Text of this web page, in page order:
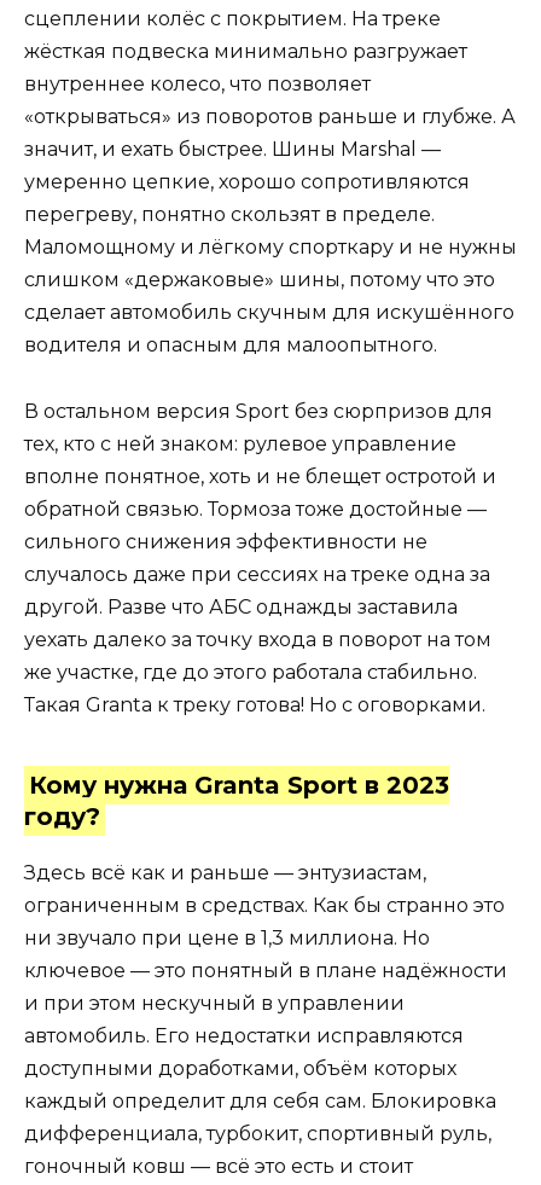
сцеплении колёс с покрытием. На треке
жёсткая подвеска минимально разгружает
внутреннее колесо, что позволяет
«открываться» из поворотов раньше и глубже. А
значит, и ехать быстрее. Шины Marshal —
умеренно цепкие, хорошо сопротивляются
перегреву, понятно скользят в пределе.
Маломощному и лёгкому спорткару и не нужны
слишком «держаковые» шины, потому что это
сделает автомобиль скучным для искушённого
водителя и опасным для малоопытного.
В остальном версия Sport без сюрпризов для
тех, кто с ней знаком: рулевое управление
вполне понятное, хоть и не блещет остротой и
обратной связью. Тормоза тоже достойные —
сильного снижения эффективности не
случалось даже при сессиях на треке одна за
другой. Разве что АБС однажды заставила
уехать далеко за точку входа в поворот на том
же участке, где до этого работала стабильно.
Такая Granta к треку готова! Но с оговорками.
Кому нужна Granta Sport в 2023
году?
Здесь всё как и раньше — энтузиастам,
ограниченным в средствах. Как бы странно это
ни звучало при цене в 1,3 миллиона. Но
ключевое — это понятный в плане надёжности
и при этом нескучный в управлении
автомобиль. Его недостатки исправляются
доступными доработками, объём которых
каждый определит для себя сам. Блокировка
дифференциала, турбокит, спортивный руль,
гоночный ковш — всё это есть и стоит